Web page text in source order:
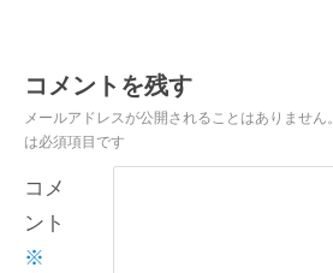
コメントを残す
メールアドレスが公開されることはありません。
は必須項目です
コメ
ント
※